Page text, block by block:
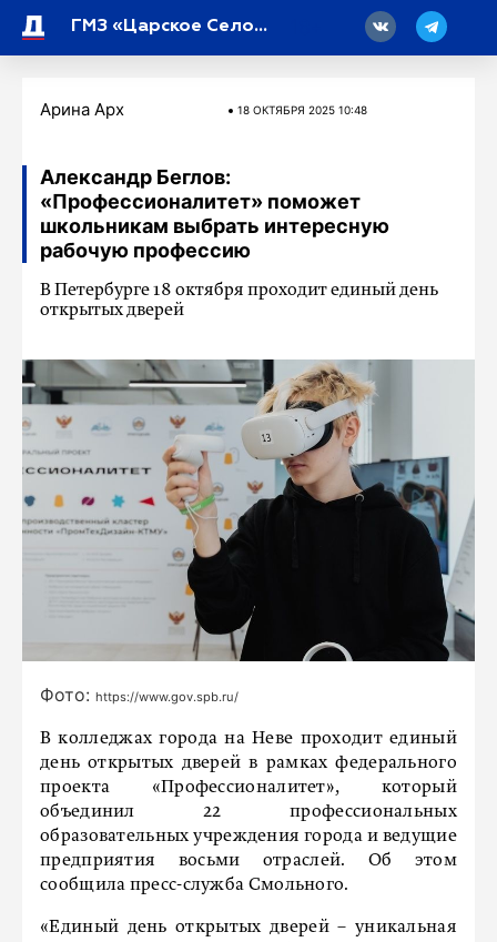
ГМЗ «Царское Село» стал лауреатом «Музейного олимпа»
Арина Арх 18 ОКТЯБРЯ 2025 10:48
Александр Беглов:
«Профессионалитет» поможет
школьникам выбрать интересную
рабочую профессию
В Петербурге 18 октября проходит единый день
открытых дверей
Фото: https://www.gov.spb.ru/
В колледжах города на Неве проходит единый
день открытых дверей в рамках федерального
проекта «Профессионалитет», который
объединил 22 профессиональных
образовательных учреждения города и ведущие
предприятия восьми отраслей. Об этом
сообщила пресс-служба Смольного.
«Единый день открытых дверей – уникальная